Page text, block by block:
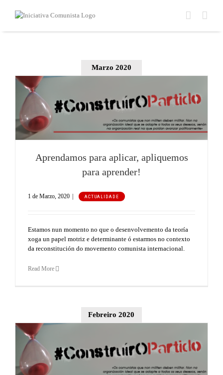
Marzo 2020
Aprendamos para aplicar, apliquemos
para aprender!
1 de Marzo, 2020 ACTUALIDADE
Estamos nun momento no que o desenvolvemento da teoría
xoga un papel motriz e determinante ó estarmos no contexto
da reconstitución do movemento comunista internacional.
Read More
Febreiro 2020